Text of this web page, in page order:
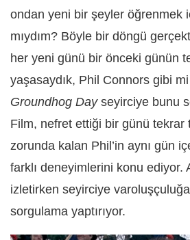
ondan yeni bir şeyler öğrenmek
mıydım? Böyle bir döngü
her yeni günü bir önceki günün
yaşasaydık, Phil Connors gibi mi
Groundhog Day seyirciye bunu
Film, nefret ettiği bir günü tekrar
zorunda kalan Phil’in aynı gün
farklı deneyimlerini konu ediyor.
izletirken seyirciye
sorgulama yaptırıyor.